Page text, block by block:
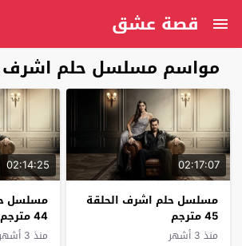
قصة عشق
مواسم مسلسل حلم اشرف
02:17:07
مسلسل حلم اشرف الحلقة
45 مترجم
منذ 3 أشهر
02:14:25
مسلسل
44 مترجم
منذ 3 أشهر